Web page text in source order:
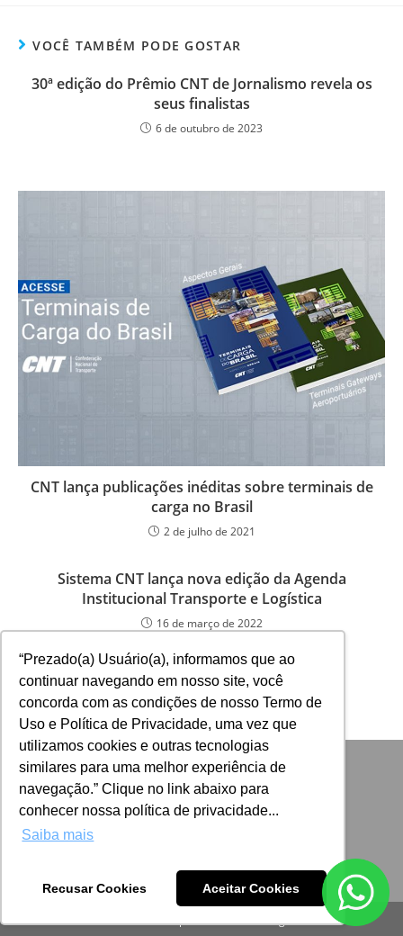
“Prezado(a) Usuário(a), informamos que ao
continuar navegando em nosso site, você
concorda com as condições de nosso Termo de
Uso e Política de Privacidade, uma vez que
utilizamos cookies e outras tecnologias
similares para uma melhor experiência de
navegação.” Clique no link abaixo para
conhecer nossa política de privacidade...
Saiba mais
Recusar Cookies Aceitar Cookies
VOCÊ TAMBÉM PODE GOSTAR
30ª edição do Prêmio CNT de Jornalismo revela os
seus finalistas
6 de outubro de 2023
CNT lança publicações inéditas sobre terminais de
carga no Brasil
2 de julho de 2021
Sistema CNT lança nova edição da Agenda
Institucional Transporte e Logística
16 de março de 2022
Desenvolvido por: ADINIZ Tecnologia